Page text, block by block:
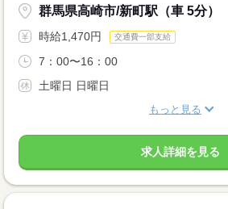
群馬県高崎市/新町駅（車 5分）
時給1,470円 交通費一部支給
7：00〜16：00
土曜日 日曜日
もっと見る
求人詳細を見る